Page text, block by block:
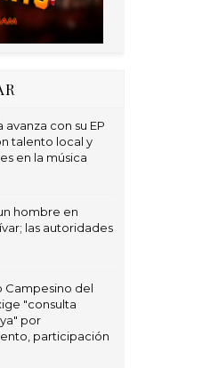
avanza con su EP
talento local y
en la música
hombre en
las autoridades
Campesino del
"consulta
por
participación